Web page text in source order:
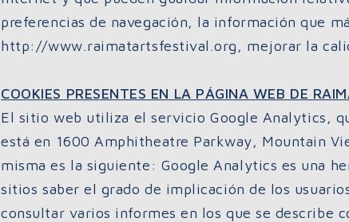
preferencias de navegación, la información que
http://www.raimatartsfestival.org, mejorar la
COOKIES PRESENTES EN LA PÁGINA WEB DE
El sitio web utiliza el servicio Google Analytics,
está en 1600 Amphitheatre Parkway, Mountain
misma es la siguiente: Google Analytics es una
sitios saber el grado de implicación de los
consultar varios informes en los que se describe